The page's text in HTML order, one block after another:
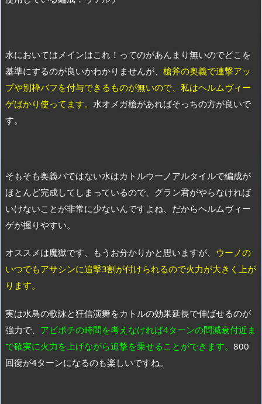
水においてはメインはこれ！ってのがあんまり無いのでどこを
基準にするのが良いかわかりませんが、 槍斧の奥義で連撃アッ
プや別枠バフを付与できるものが無いので、私はヘルムヴィー
ゲばかり使ってます。 水オメガ槍があればそっちの方が良いで
す。
そもそも奥義パではない水はカトルウーノアルタイルで編成が
ほとんど完成してしまっているので、グラン君がやらなければ
いけないことが非常に少ないんですよね、だからヘルムヴィー
ゲが握りやすい。
オススメは魔獄です、もうお分かりかと思いますが、 ウーノの
いつでもアサシンに追撃3割が付けられるので火力が大きく上が
ります。
実は水鳥の歌詠と狂信演舞をカトルの効果延長で伸ばせるのが
強力で、 アビポチの時間を考えなければ4ターンの間減衰付近ま
で確実に火力を上げながら追撃を乗せることができます。 800
回復が4ターンになるのも楽しいですね。